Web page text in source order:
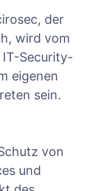
der
wird vom
Security-
eigenen
sein.
von
und